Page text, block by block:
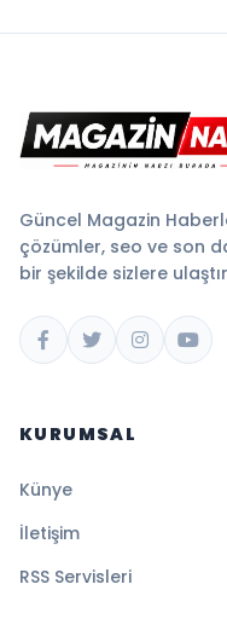
Güncel Magazin
çözümler, seo ve son
bir şekilde sizlere
KURUMSAL
Künye
İletişim
RSS Servisleri